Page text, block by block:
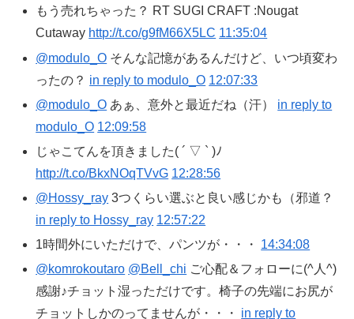
もう売れちゃった？ RT SUGI CRAFT :Nougat
Cutaway http://t.co/g9fM66X5LC 11:35:04
@modulo_O そんな記憶があるんだけど、いつ頃変わ
ったの？ in reply to modulo_O 12:07:33
@modulo_O あぁ、意外と最近だね（汗） in reply to
modulo_O 12:09:58
じゃこてんを頂きました( ´ ▽ ` )ﾉ
http://t.co/BkxNOqTVvG 12:28:56
@Hossy_ray 3つくらい選ぶと良い感じかも（邪道？
in reply to Hossy_ray 12:57:22
1時間外にいただけで、パンツが・・・ 14:34:08
@komrokoutaro @Bell_chi ご心配＆フォローに(^人^)
感謝♪チョット湿っただけです。椅子の先端にお尻が
チョットしかのってませんが・・・ in reply to